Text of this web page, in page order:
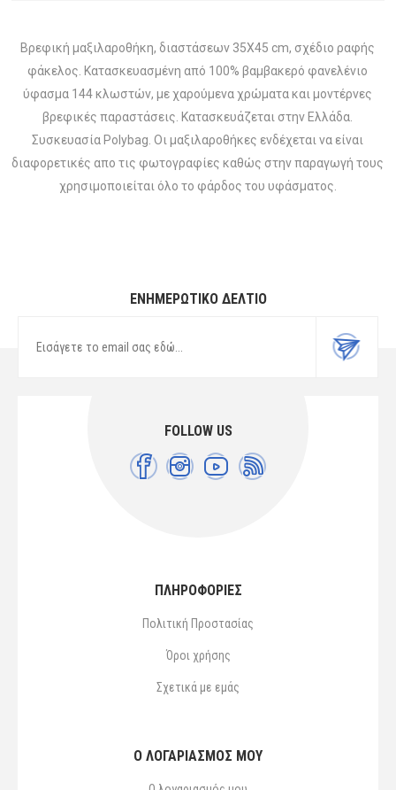
Βρεφική μαξιλαροθήκη, διαστάσεων 35Χ45 cm, σχέδιο ραφής
φάκελος. Κατασκευασμένη από 100% βαμβακερό φανελένιο
ύφασμα 144 κλωστών, με χαρούμενα χρώματα και μοντέρνες
βρεφικές παραστάσεις. Κατασκευάζεται στην Ελλάδα.
Συσκευασία Polybag. Οι μαξιλαροθήκες ενδέχεται να είναι
διαφορετικές απο τις φωτογραφίες καθώς στην παραγωγή τους
χρησιμοποιείται όλο το φάρδος του υφάσματος.
ΕΝΗΜΕΡΩΤΙΚΌ ΔΕΛΤΊΟ
FOLLOW US
ΠΛΗΡΟΦΟΡΙΕΣ
Πολιτική Προστασίας
Όροι χρήσης
Σχετικά με εμάς
Ο ΛΟΓΑΡΙΑΣΜΌΣ ΜΟΥ